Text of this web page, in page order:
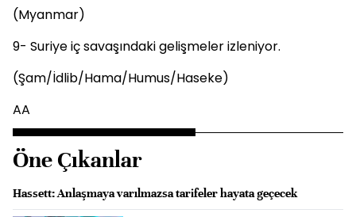
(Myanmar)
9- Suriye iç savaşındaki gelişmeler izleniyor.
(Şam/İdlib/Hama/Humus/Haseke)
AA
Öne Çıkanlar
Hassett: Anlaşmaya varılmazsa tarifeler hayata geçecek